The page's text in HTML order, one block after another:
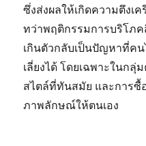
ซึ่งส่งผลให้เกิดความตึงเ
ทว่าพฤติกรรมการบริโภ
เกินตัวกลับเป็นปัญหาที่ค
เลี่ยงได้ โดยเฉพาะในก
สไตล์ที่ทันสมัย และการซื้
ภาพลักษณ์ให้ตนเอง